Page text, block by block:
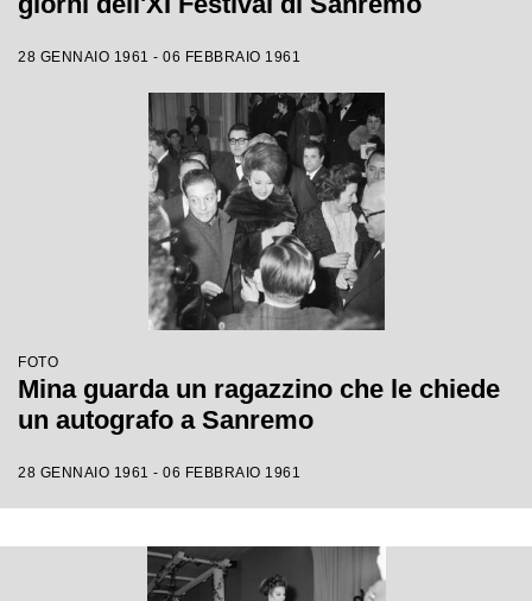
28 GENNAIO 1961 - 06 FEBBRAIO 1961
FOTO
Mina guarda un ragazzino che le chiede
un autografo a Sanremo
28 GENNAIO 1961 - 06 FEBBRAIO 1961